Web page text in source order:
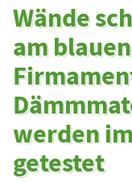
Wände
am blauen
werden
getestet